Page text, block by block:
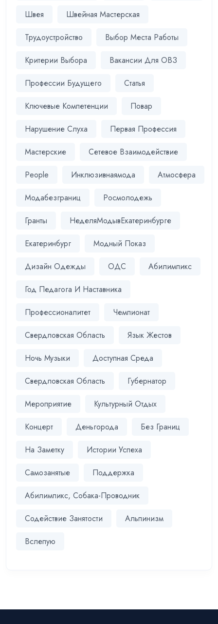
Швея Швейная Мастерская
Трудоустройство Выбор Места Работы
Критерии Выбора Вакансии Для ОВЗ
Профессии Будущего Статья
Ключевые Компетенции Повар
Нарушение Слуха Первая Профессия
Мастерские Сетевое Взаимодействие
People Инклюзивнаямода Атмосфера
Модабезграниц Росмолодежь
Гранты НеделяМодывЕкатеринбурге
Екатеринбург Модный Показ
Дизайн Одежды ОДС Абилимпикс
Год Педагога И Наставника
Профессионалитет Чемпионат
Свердловская Область Язык Жестов
Ночь Музыки Доступная Среда
Свердловская Область Губернатор
Мероприятие Культурный Отдых
Концерт Деньгорода Без Границ
На Заметку Истории Успеха
Самозанятые Поддержка
Абилимпикс, Собака-Проводник
Содействие Занятости Альпинизм
Вслепую